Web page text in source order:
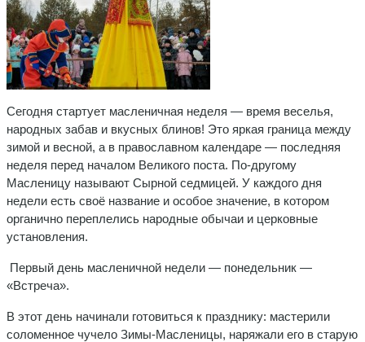
Сегодня стартует масленичная неделя — время веселья,
народных забав и вкусных блинов! Это яркая граница между
зимой и весной, а в православном календаре — последняя
неделя перед началом Великого поста. По-другому
Масленицу называют Сырной седмицей. У каждого дня
недели есть своё название и особое значение, в котором
органично переплелись народные обычаи и церковные
установления.
Первый день масленичной недели — понедельник —
«Встреча».
В этот день начинали готовиться к празднику: мастерили
соломенное чучело Зимы-Масленицы, наряжали его в старую